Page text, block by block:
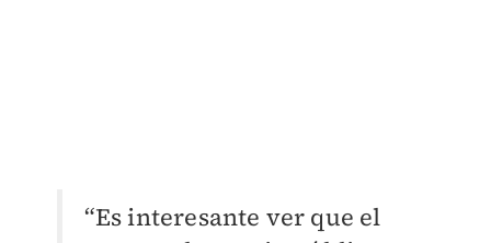
“Es interesante ver que el